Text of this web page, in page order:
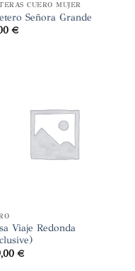
CUERO MUJER
Señora Grande
€
Viaje Redonda
€